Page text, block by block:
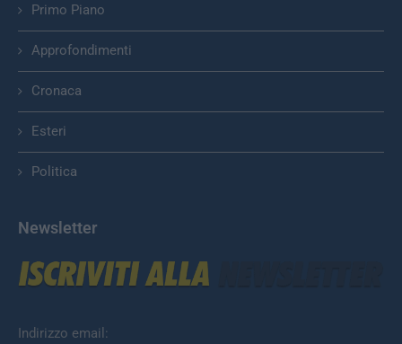
Primo Piano
Approfondimenti
Cronaca
Esteri
Politica
Newsletter
Indirizzo email: